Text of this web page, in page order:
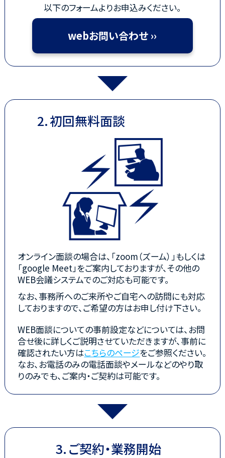
以下のフォームよりお申込みください。
webお問い合わせ ››
初回無料面談
オンライン面談の場合は、「zoom（ズーム）」もしくは
「google Meet」をご案内しておりますが、その他の
WEB会議システムでのご対応も可能です。
なお、事務所へのご来所やご自宅への訪問にも対応
しておりますので、ご希望の方はお申し付け下さい。
WEB面談についての事前設定などについては、お問
合せ後に詳しくご説明させていただきますが、事前に
確認されたい方はこちらのページをご参照ください。
なお、お電話のみの電話面談やメールなどのやり取
りのみでも、ご案内・ご契約は可能です。
ご契約・業務開始